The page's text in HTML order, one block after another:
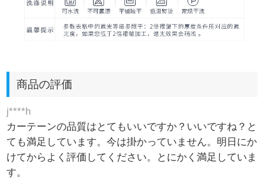
商品の評価
j****h
カーテーンの品質はとてもいいですか？いいですね？と
ても満足しています。今は掛かっていません。明日にか
けてからよく評価してください。とにかく満足していま
す。